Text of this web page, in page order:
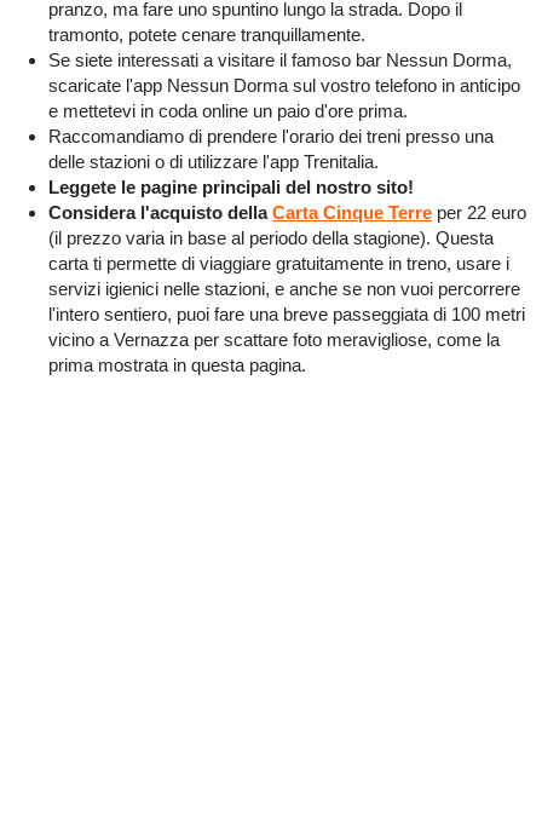
pranzo, ma fare uno spuntino lungo la strada. Dopo il
tramonto, potete cenare tranquillamente.
Se siete interessati a visitare il famoso bar Nessun Dorma,
scaricate l'app Nessun Dorma sul vostro telefono in anticipo
e mettetevi in coda online un paio d'ore prima.
Raccomandiamo di prendere l'orario dei treni presso una
delle stazioni o di utilizzare l'app Trenitalia.
Leggete le pagine principali del nostro sito!
Considera l'acquisto dellaCarta Cinque Terre per 22 euro
(il prezzo varia in base al periodo della stagione). Questa
carta ti permette di viaggiare gratuitamente in treno, usare i
servizi igienici nelle stazioni, e anche se non vuoi percorrere
l'intero sentiero, puoi fare una breve passeggiata di 100 metri
vicino a Vernazza per scattare foto meravigliose, come la
prima mostrata in questa pagina.